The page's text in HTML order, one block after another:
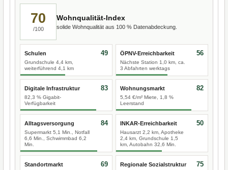
70
/100
Wohnqualität-Index
solide Wohnqualität aus 100 % Datenabdeckung.
Schulen
Grundschule 4,4 km,
weiterführend 4,1 km
49 ÖPNV-Erreichbarkeit
Nächste Station 1,0 km, ca.
3 Abfahrten werktags
56
Digitale Infrastruktur
82,3 % Gigabit-
Verfügbarkeit
83 Wohnungsmarkt
5,54 €/m² Miete, 1,8 %
Leerstand
82
Alltagsversorgung
Supermarkt 5,1 Min., Notfall
6,6 Min., Schwimmbad 6,2
Min.
84 INKAR-Erreichbarkeit
Hausarzt 2,2 km, Apotheke
2,4 km, Grundschule 1,5
km, Autobahn 32,6 Min.
50
Standortmarkt 69 Regionale Sozialstruktur 75